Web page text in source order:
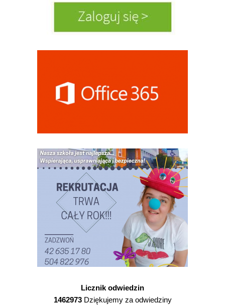
Licznik odwiedzin
1462973Dziękujemy za odwiedziny